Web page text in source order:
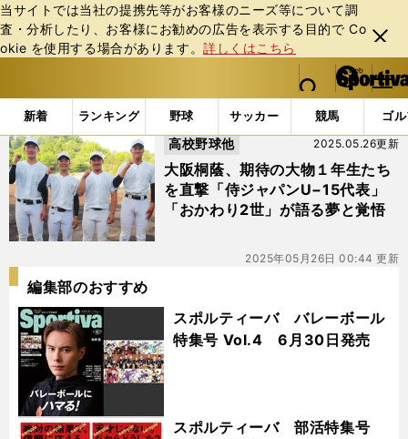
当サイトでは当社の提携先等がお客様のニーズ等について調
査・分析したり、お客様にお勧めの広告を表⽰する⽬的で Co
okie を使⽤する場合があります。詳しくはこちら
閉じ
る
web Sportiva (webスポルティーバ)
検索
マイペ
ー
ジ
メニュ
新着 ランキング 野球 サッカー 競馬 ゴ
b
ス
ポ
ル
テ
ィ
ー
バ
「#岡田良太」の最新ニュース・ 情報
大阪桐蔭、期待の大物１年生たち
を直撃「侍ジャパンU−15代表」
「おかわり2世」が語る夢と覚悟
2025.05.26更新
高校野球他
2025年05月26日 00:44 更新
編集部のおすすめ
スポルティーバ バレーボール
特集号 Vol.4 6月30日発売
スポルティーバ 部活特集号